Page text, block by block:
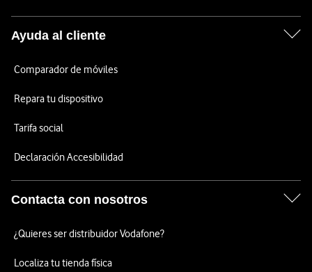
Ayuda al cliente
Comparador de móviles
Repara tu dispositivo
Tarifa social
Declaración Accesibilidad
Contacta con nosotros
¿Quieres ser distribuidor Vodafone?
Localiza tu tienda física